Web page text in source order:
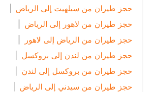
حجز طيران من سيلهيت إلى الرياض
|
حجز طيران من لاهور إلى الرياض
|
حجز طيران من الرياض إلى لاهور |
حجز طيران من لندن إلى بروكسل |
حجز طيران من بروكسل إلى لندن
|
حجز طيران من سيدني إلى الرياض
|